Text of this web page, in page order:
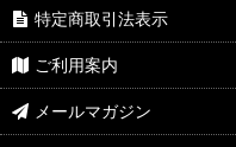
特定商取引法表示
ご利用案内
メールマガジン